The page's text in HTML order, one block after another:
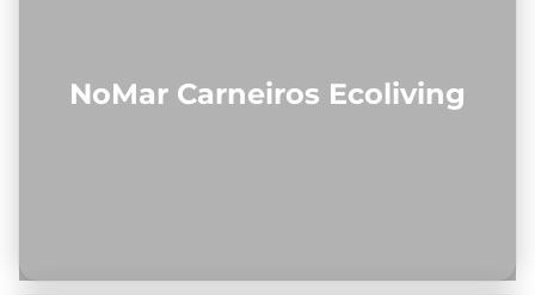
NoMar Carneiros Ecoliving